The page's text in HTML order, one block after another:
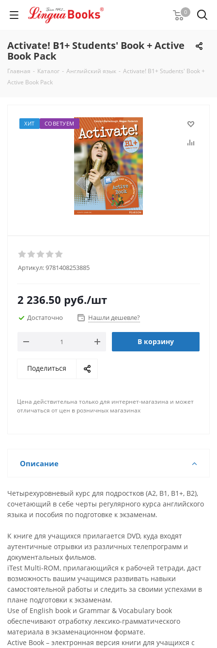
0
Activate! B1+ Students' Book + Active
Book Pack
Главная - Каталог - Английский язык - Activate! B1+ Students' Book +
Active Book Pack
ХИТ СОВЕТУЕМ
Артикул:9781408253885
2 236.50 руб./шт
Достаточно Нашли дешевле?
В корзину
Поделиться
Цена действительна только для интернет-магазина и может
отличаться от цен в розничных магазинах
Описание
Четырехуровневый курс для подростков (А2, B1, B1+, B2),
сочетающий в себе черты регулярного курса английского
языка и пособия по подготовке к экзаменам.
К книге для учащихся прилагается DVD, куда входят
аутентичные отрывки из различных телепрограмм и
документальных фильмов.
iTest Multi-ROM, прилагающийся к рабочей тетради, даст
возможность вашим учащимся развивать навыки
самостоятельной работы и следить за своими успехами в
плане подготовки к экзаменам.
Use of English book и Grammar & Vocabulary book
обеспечивают отработку лексико-грамматического
материала в экзаменационном формате.
Active Book – электронная версия книги для учащихся с